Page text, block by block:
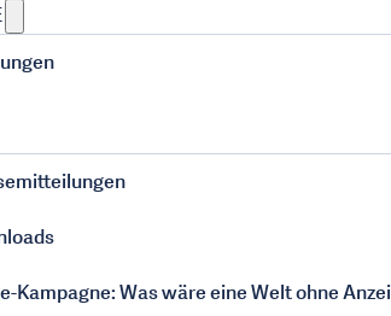
Kampagne: Was wäre eine Welt ohne